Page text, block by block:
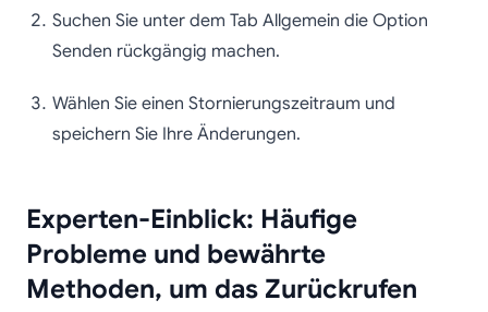
Suchen Sie unter dem Tab Allgemein die Option
Senden rückgängig machen.
Wählen Sie einen Stornierungszeitraum und
speichern Sie Ihre Änderungen.
Experten-Einblick: Häufige
Probleme und bewährte
Methoden, um das Zurückrufen